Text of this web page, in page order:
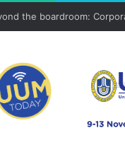
the boardroom: